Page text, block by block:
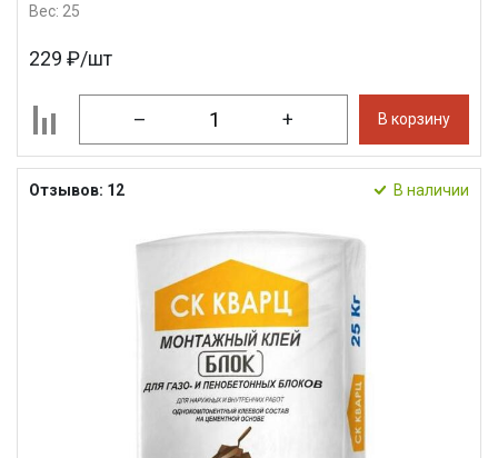
Вес: 25
229 ₽/шт
– + В корзину
Отзывов: 12 В наличии